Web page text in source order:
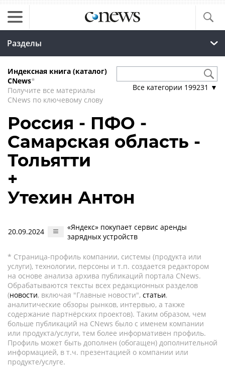
Разделы
Индексная книга (каталог)
CNews*
Получите все материалы
CNews по ключевому слову
Все категории 199231 ▼
Россия - ПФО -
Самарская область -
Тольятти
+
Утехин Антон
20.09.2024
«Яндекс» покупает сервис аренды
зарядных устройств
* Страница-профиль компании, системы (продукта или
услуги), технологии, персоны и т.п. создается редактором
на основе анализа архива публикаций портала CNews.
Обрабатываются тексты всех редакционных разделов
(новости, включая "Главные новости", статьи,
аналитические обзоры рынков, интервью, а также
содержание партнёрских проектов). Таким образом, чем
больше публикаций на CNews было с именем компании
или продукта/услуги, тем более информативен профиль.
Профиль может быть дополнен (обогащен) дополнительной
информацией, в т.ч. презентацией о компании или
продукте/услуге.